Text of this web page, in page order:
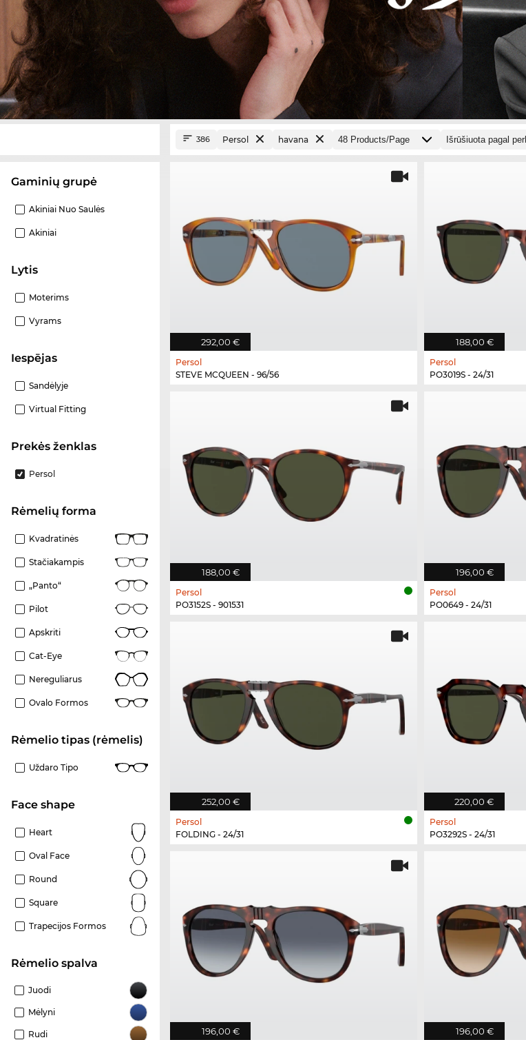
Gaminių grupė
Akiniai Nuo Saulės
Akiniai
Lytis
Moterims
Vyrams
Iespējas
Sandėlyje
Virtual Fitting
Prekės ženklas
Persol
Rėmelių forma
Kvadratinės
Stačiakampis
„Panto“
Pilot
Apskriti
Cat-Eye
Nereguliarus
Ovalo Formos
Rėmelio tipas (rėmelis)
Uždaro Tipo
Face shape
Heart
Oval Face
Round
Square
Trapecijos Formos
Rėmelio spalva
Juodi
Mėlyni
Rudi
386 Persol havana
292,00 €
Persol
STEVE MCQUEEN - 96/56
188,00 €
Persol
PO3019S - 24/31
188,00 €
Persol
PO3152S - 901531
196,00 €
Persol
PO0649 - 24/31
252,00 €
Persol
FOLDING - 24/31
220,00 €
Persol
PO3292S - 24/31
196,00 € 196,00 €